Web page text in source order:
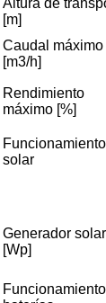
Altura de
[m]
Caudal máximo
[m3/h]
Rendimiento
máximo [%]
Funcionamiento
solar
Generador solar
[Wp]